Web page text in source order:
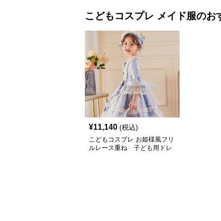
こどもコスプレ メイド服のお
¥11,140 (税込)
こどもコスプレ お姫様風フリ
ルレース重ね 子ども用ドレ